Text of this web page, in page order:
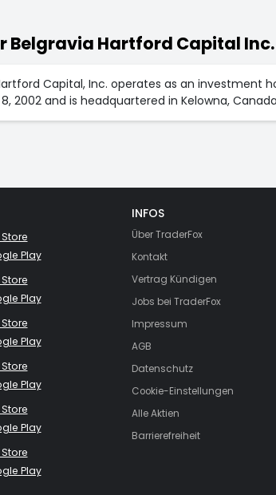
Belgravia Hartford Capital
Capital, Inc. operates as an investment
2002 and is headquartered in Kelowna,
Play
Play
Play
AFX ProFeed
Play
Trading
Play
Magazin
Play
INFOS
Über TraderFox
Kontakt
Vertrag Kündigen
Jobs bei TraderFox
Impressum
AGB
Datenschutz
Cookie-Einstellungen
Alle Aktien
Barrierefreiheit